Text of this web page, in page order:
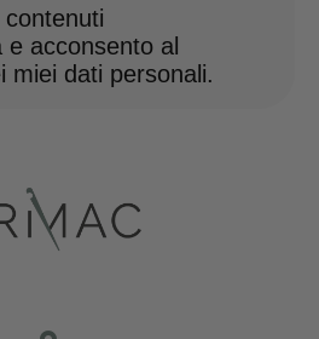
acconsento al
miei dati personali.